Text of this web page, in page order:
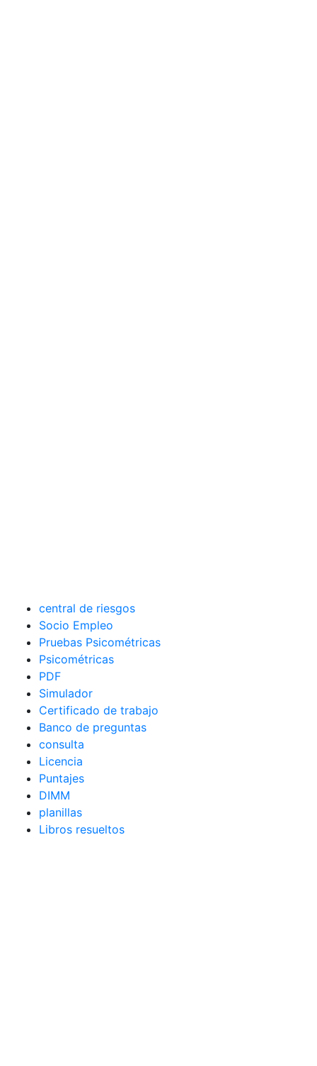
central de riesgos
Socio Empleo
Pruebas Psicométricas
Psicométricas
PDF
Simulador
Certificado de trabajo
Banco de preguntas
consulta
Licencia
Puntajes
DIMM
planillas
Libros resueltos